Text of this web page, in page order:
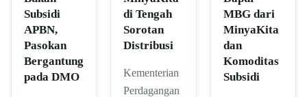
Subsidi
APBN,
Pasokan
Bergantung
pada DMO
di Tengah
Sorotan
Distribusi
Kementerian
Perdagangan
MBG dari
MinyaKita
dan
Komoditas
Subsidi